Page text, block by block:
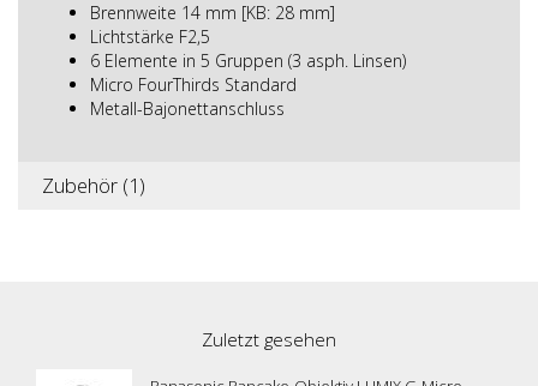
Brennweite 14 mm [KB: 28 mm]
Lichtstärke F2,5
6 Elemente in 5 Gruppen (3 asph. Linsen)
Micro FourThirds Standard
Metall-Bajonettanschluss
Zubehör (1)
Zuletzt gesehen